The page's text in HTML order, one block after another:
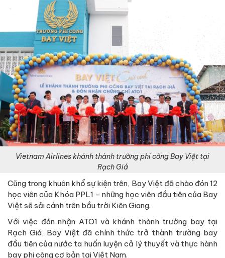
Vietnam Airlines khánh thành trường phi công Bay Việt tại
Rạch Giá
Cũng trong khuôn khổ sự kiện trên, Bay Việt đã chào đón 12
học viên của Khóa PPL1 – những học viên đầu tiên của Bay
Việt sẽ sải cánh trên bầu trời Kiên Giang.
Với việc đón nhận ATO1 và khánh thành trường bay tại
Rạch Giá, Bay Việt đã chính thức trở thành trường bay
đầu tiên của nước ta huấn luyện cả lý thuyết và thực hành
bay phi công cơ bản tại Việt Nam.